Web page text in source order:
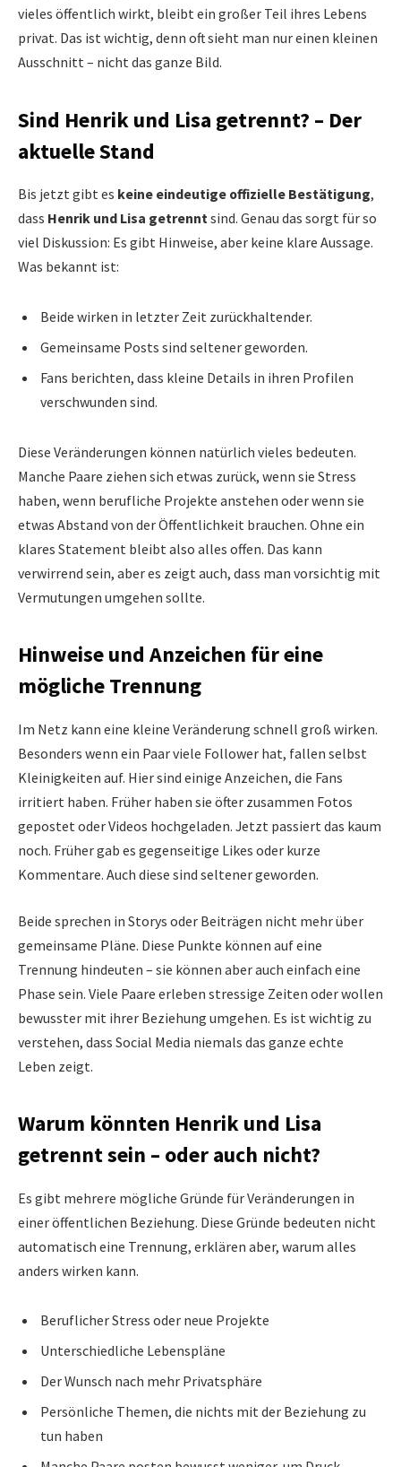
vieles öffentlich wirkt, bleibt ein großer Teil ihres Lebens
privat. Das ist wichtig, denn oft sieht man nur einen kleinen
Ausschnitt – nicht das ganze Bild.
Sind Henrik und Lisa getrennt? – Der
aktuelle Stand
Bis jetzt gibt es keine eindeutige offizielle Bestätigung,
dass Henrik und Lisa getrenntsind. Genau das sorgt für so
viel Diskussion: Es gibt Hinweise, aber keine klare Aussage.
Was bekannt ist:
Beide wirken in letzter Zeit zurückhaltender.
Gemeinsame Posts sind seltener geworden.
Fans berichten, dass kleine Details in ihren Profilen
verschwunden sind.
Diese Veränderungen können natürlich vieles bedeuten.
Manche Paare ziehen sich etwas zurück, wenn sie Stress
haben, wenn berufliche Projekte anstehen oder wenn sie
etwas Abstand von der Öffentlichkeit brauchen. Ohne ein
klares Statement bleibt also alles offen. Das kann
verwirrend sein, aber es zeigt auch, dass man vorsichtig mit
Vermutungen umgehen sollte.
Hinweise und Anzeichen für eine
mögliche Trennung
Im Netz kann eine kleine Veränderung schnell groß wirken.
Besonders wenn ein Paar viele Follower hat, fallen selbst
Kleinigkeiten auf. Hier sind einige Anzeichen, die Fans
irritiert haben. Früher haben sie öfter zusammen Fotos
gepostet oder Videos hochgeladen. Jetzt passiert das kaum
noch. Früher gab es gegenseitige Likes oder kurze
Kommentare. Auch diese sind seltener geworden.
Beide sprechen in Storys oder Beiträgen nicht mehr über
gemeinsame Pläne. Diese Punkte können auf eine
Trennung hindeuten – sie können aber auch einfach eine
Phase sein. Viele Paare erleben stressige Zeiten oder wollen
bewusster mit ihrer Beziehung umgehen. Es ist wichtig zu
verstehen, dass Social Media niemals das ganze echte
Leben zeigt.
Warum könnten Henrik und Lisa
getrennt sein – oder auch nicht?
Es gibt mehrere mögliche Gründe für Veränderungen in
einer öffentlichen Beziehung. Diese Gründe bedeuten nicht
automatisch eine Trennung, erklären aber, warum alles
anders wirken kann.
Beruflicher Stress oder neue Projekte
Unterschiedliche Lebenspläne
Der Wunsch nach mehr Privatsphäre
Persönliche Themen, die nichts mit der Beziehung zu
tun haben